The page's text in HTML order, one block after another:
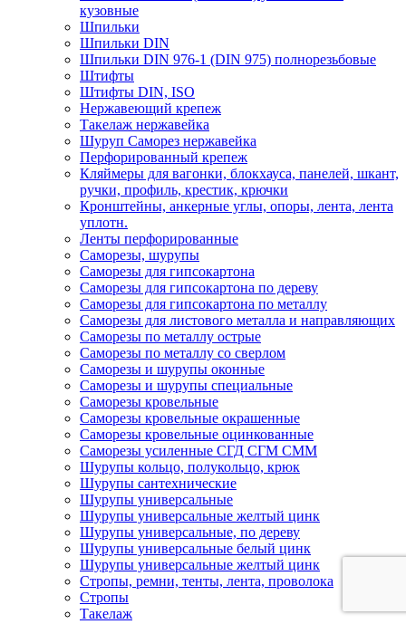
кузовные
Шпильки
Шпильки DIN
Шпильки DIN 976-1 (DIN 975) полнорезьбовые
Штифты
Штифты DIN, ISO
Нержавеющий крепеж
Такелаж нержавейка
Шуруп Саморез нержавейка
Перфорированный крепеж
Кляймеры для вагонки, блокхауса, панелей, шкант,
ручки, профиль, крестик, крючки
Кронштейны, анкерные углы, опоры, лента, лента
уплотн.
Ленты перфорированные
Саморезы, шурупы
Саморезы для гипсокартона
Саморезы для гипсокартона по дереву
Саморезы для гипсокартона по металлу
Саморезы для листового металла и направляющих
Саморезы по металлу острые
Саморезы по металлу со сверлом
Саморезы и шурупы оконные
Саморезы и шурупы специальные
Саморезы кровельные
Саморезы кровельные окрашенные
Саморезы кровельные оцинкованные
Саморезы усиленные СГД СГМ СММ
Шурупы кольцо, полукольцо, крюк
Шурупы сантехнические
Шурупы универсальные
Шурупы универсальные желтый цинк
Шурупы универсальные, по дереву
Шурупы универсальные белый цинк
Шурупы универсальные желтый цинк
Стропы, ремни, тенты, лента, проволока
Стропы
Такелаж